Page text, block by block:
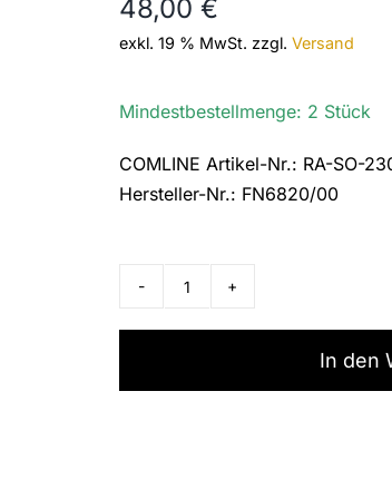
48,00€
exkl. 19 % MwSt. zzgl.Versand
Mindestbestellmenge: 2 Stück
COMLINE Artikel-Nr.: RA-SO-
Hersteller-Nr.: FN6820/00
Tetronik
Ruf-/Abstelltaster
IMA,
In den